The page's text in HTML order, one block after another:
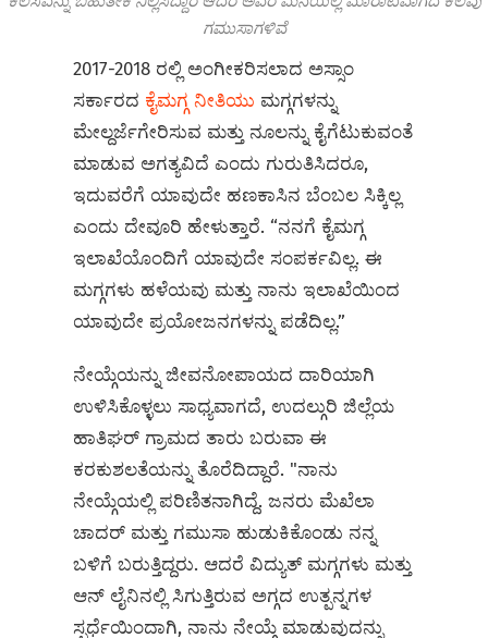
ಗಮುಸಾಗಳಿವೆ
2017-2018 ರಲ್ಲಿ ಅಂಗೀಕರಿಸಲಾದ ಅಸ್ಸಾಂ
ಸರ್ಕಾರದ ಕೈಮಗ್ಗ ನೀತಿಯು ಮಗ್ಗಗಳನ್ನು
ಮೇಲ್ದರ್ಜೆಗೇರಿಸುವ ಮತ್ತು ನೂಲನ್ನು ಕೈಗೆಟುಕುವಂತೆ
ಮಾಡುವ ಅಗತ್ಯವಿದೆ ಎಂದು ಗುರುತಿಸಿದರೂ,
ಇದುವರೆಗೆ ಯಾವುದೇ ಹಣಕಾಸಿನ ಬೆಂಬಲ ಸಿಕ್ಕಿಲ್ಲ
ಎಂದು ದೇವೂರಿ ಹೇಳುತ್ತಾರೆ. “ನನಗೆ ಕೈಮಗ್ಗ
ಇಲಾಖೆಯೊಂದಿಗೆ ಯಾವುದೇ ಸಂಪರ್ಕವಿಲ್ಲ. ಈ
ಮಗ್ಗಗಳು ಹಳೆಯವು ಮತ್ತು ನಾನು ಇಲಾಖೆಯಿಂದ
ಯಾವುದೇ ಪ್ರಯೋಜನಗಳನ್ನು ಪಡೆದಿಲ್ಲ.”
ನೇಯ್ಗೆಯನ್ನು ಜೀವನೋಪಾಯದ ದಾರಿಯಾಗಿ
ಉಳಿಸಿಕೊಳ್ಳಲು ಸಾಧ್ಯವಾಗದೆ, ಉದಲ್ಗುರಿ ಜಿಲ್ಲೆಯ
ಹಾತಿಘರ್ ಗ್ರಾಮದ ತಾರು ಬರುವಾ ಈ
ಕರಕುಶಲತೆಯನ್ನು ತೊರೆದಿದ್ದಾರೆ. "ನಾನು
ನೇಯ್ಗೆಯಲ್ಲಿ ಪರಿಣಿತನಾಗಿದ್ದೆ. ಜನರು ಮೆಖೆಲಾ
ಚಾದರ್ ಮತ್ತು ಗಮುಸಾ ಹುಡುಕಿಕೊಂಡು ನನ್ನ
ಬಳಿಗೆ ಬರುತ್ತಿದ್ದರು. ಆದರೆ ವಿದ್ಯುತ್ ಮಗ್ಗಗಳು ಮತ್ತು
ಆನ್ ಲೈನಿನಲ್ಲಿ ಸಿಗುತ್ತಿರುವ ಅಗ್ಗದ ಉತ್ಪನ್ನಗಳ
ಸ್ಪರ್ಧೆಯಿಂದಾಗಿ, ನಾನು ನೇಯ್ಗೆ ಮಾಡುವುದನ್ನು